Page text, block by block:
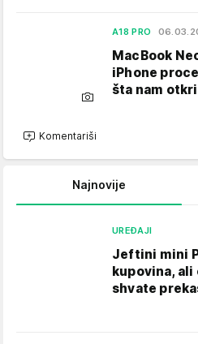
A18 PRO
MacBook
iPhone
šta nam
Komentariši
Najnovije
UREĐAJI
Jeftini mini
kupovina, ali
shvate